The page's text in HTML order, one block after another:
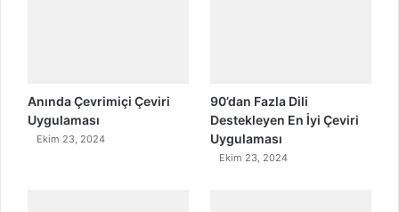
Anında Çevrimiçi Çeviri
Uygulaması
Ekim 23, 2024
90’dan Fazla Dili
Destekleyen En İyi Çeviri
Uygulaması
Ekim 23, 2024